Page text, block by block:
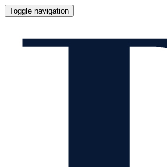
Toggle navigation